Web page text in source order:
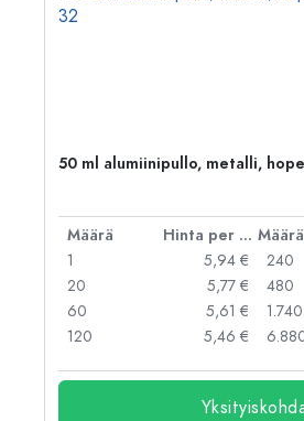
50 ml alumiinipullo, metalli,
Määrä Hinta per kpl Määrä
1
5,94 €
20
5,77 €
60
5,61 €
120
5,46 €
240
480
1.740